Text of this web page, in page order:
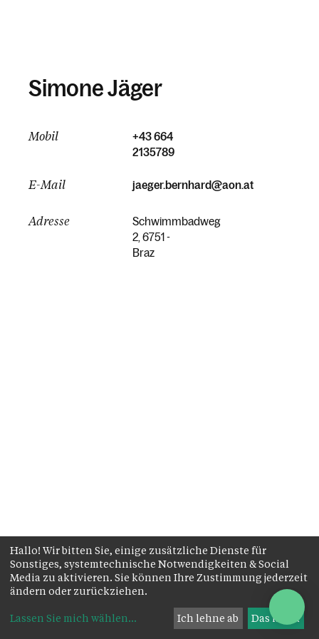
Simone Jäger
Mobil
+43 664
2135789
E-Mail jaeger.bernhard@aon.at
Adresse
Schwimmbadweg
2, 6751 -
Braz
Hallo! Wir bitten Sie, einige zusätzliche Dienste für
Sonstiges, systemtechnische Notwendigkeiten & Social
Media zu aktivieren. Sie können Ihre Zustimmung jederzeit
ändern oder zurückziehen.
Lassen Sie mich wählen... Ich lehne ab Das ist ok